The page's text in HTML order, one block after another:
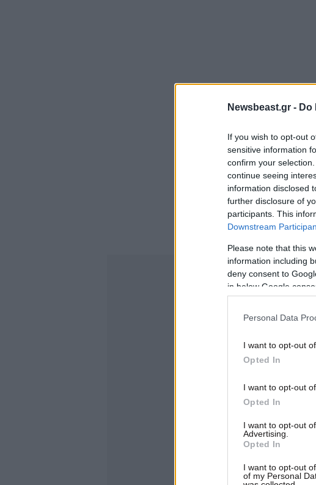
Newsbeast.gr - Do
If you wish to opt-out
sensitive information
confirm your
continue seeing
information disclosed
further disclosure of
participants. This
Downstream
Please note that this
information including
deny consent to
in below Google
Personal Data
I want to opt-out
Opted In
I want to opt-out
Opted In
I want to opt-out
Advertising.
Opted In
I want to opt-out
of my Personal